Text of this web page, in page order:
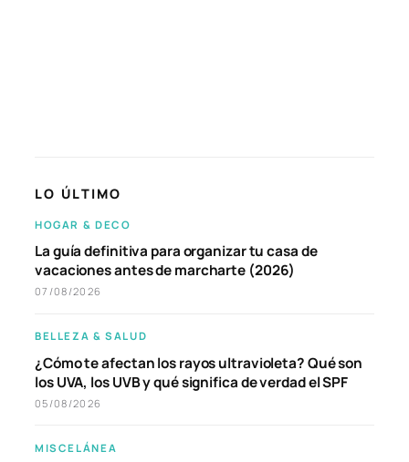
LO ÚLTIMO
HOGAR & DECO
La guía definitiva para organizar tu casa de
vacaciones antes de marcharte (2026)
07/08/2026
BELLEZA & SALUD
¿Cómo te afectan los rayos ultravioleta? Qué son
los UVA, los UVB y qué significa de verdad el SPF
05/08/2026
MISCELÁNEA